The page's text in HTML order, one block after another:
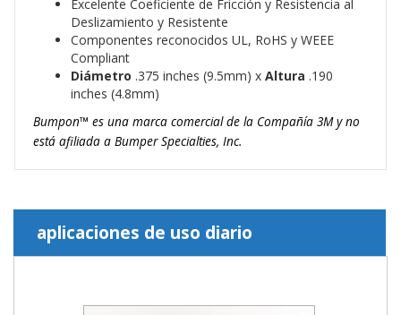
Excelente Coeficiente de Fricción y Resistencia al
Deslizamiento y Resistente
Componentes reconocidos UL, RoHS y WEEE
Compliant
Diámetro .375 inches (9.5mm) x Altura .190
inches (4.8mm)
Bumpon™ es una marca comercial de la Compañía 3M y no
está afiliada a Bumper Specialties, Inc.
aplicaciones de uso diario